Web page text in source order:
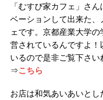
k
「むすび家カフェ」さ
ベーションして出来た
ェです。京都産業大学
営されているんですよ
いるので是非ご覧下さい
⇒こちら
お店は和気あいあいと